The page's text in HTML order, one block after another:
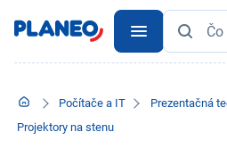
Počítače a IT Prezentačná
Projektory na stenu